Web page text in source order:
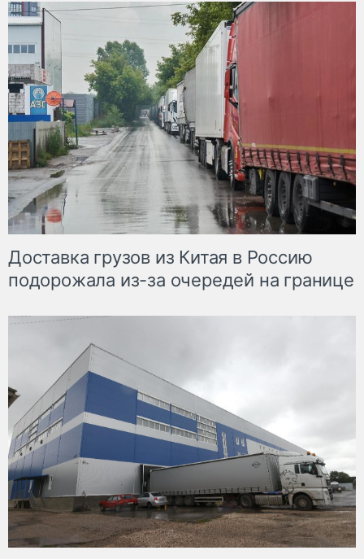
Доставка грузов из Китая в Россию
подорожала из-за очередей на границе